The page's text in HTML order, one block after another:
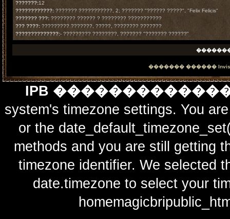
???????:12
????????????: ??????? ???????????, 2; ??????? "?????? ?????", "Felix Felicis"
??????? ???: ???????? ?????? ? ???????? ???????????
??? ????: ????????? ???????, ?????, ???????? ???????
??????????????:- ????????? ????????, ??????? "??????? ??????"
������� ������
IPB
system's timezone settings. You
or the
methods and you are still getting
timezone identifier. We selected
date.timezone to select